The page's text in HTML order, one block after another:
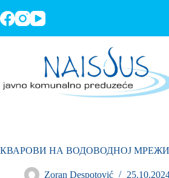
КВАРОВИ НА ВОДОВОДНОЈ
Zoran Despotović